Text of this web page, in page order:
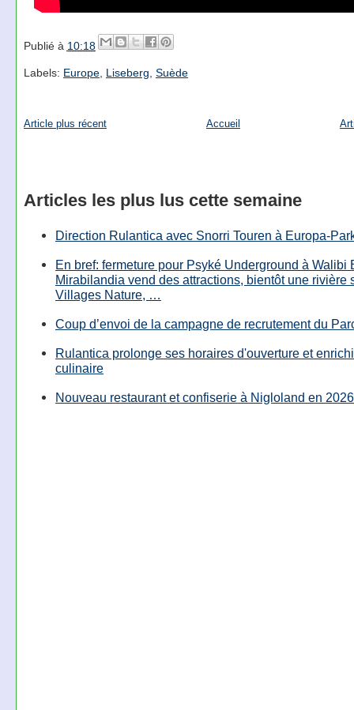
Publié à 10:18
Labels: Europe, Liseberg Suède
Article plus récent Accueil
Articles les plus lus cette semaine
Direction Rulantica avec Snorri Touren à Europa-
En bref: fermeture pour Psyké Underground à Walibi
Mirabilandia vend des attractions, bientôt une rivière
Villages Nature, …
Coup d’envoi de la campagne de recrutement du
Rulantica prolonge ses horaires d'ouverture et
culinaire
Nouveau restaurant et confiserie à Nigloland en 2026